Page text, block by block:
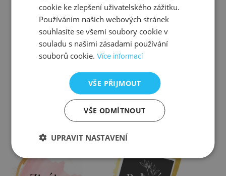
Zjistit více Zjistit více
Kontrola
Zjistit více
Výměna
Zjistit více
cookie ke zlepšení uživatelského zážitku.
Používáním našich webových stránek
souhlasíte se všemi soubory cookie v
souladu s našimi zásadami používání
souborů cookie.Více informací
VŠE PŘIJMOUT
VŠE ODMÍTNOUT
UPRAVIT NASTAVENÍ